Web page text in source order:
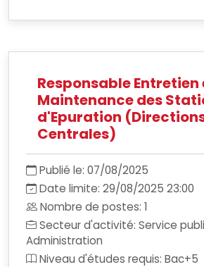
Responsable Entretien
Maintenance des
d'Epuration
Centrales)
Publié le: 07/08/2025
Date limite: 29/08/2025 23:00
Nombre de postes: 1
Secteur d'activité: Service
Administration
Niveau d'études requis: Bac+5